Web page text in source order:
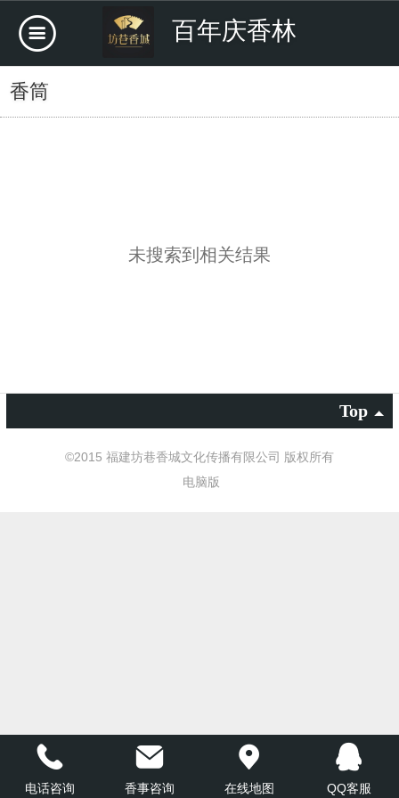
百年庆香林
香筒
未搜索到相关结果
Top
©2015 福建坊巷香城文化传播有限公司 版权所有
电脑版
电话咨询 香事咨询 在线地图 QQ客服